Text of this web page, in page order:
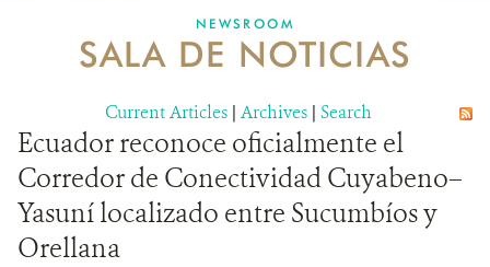
MECANISMO DE ATENCIÓN DE QUEJAS Y RECLAMOS
DONA
NEWSROOM
SALA DE NOTICIAS
Current Articles | Archives | Search
Ecuador reconoce oficialmente el
Corredor de Conectividad Cuyabeno–
Yasuní localizado entre Sucumbíos y
Orellana